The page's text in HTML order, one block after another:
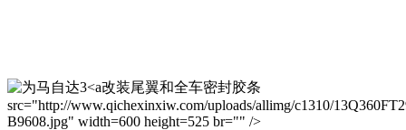
改装尾翼和全车密封胶条
src="http://www.qichexinxiw.com/uploads/allimg/c1310/
B9608.jpg" width=600 height=525 br="" />